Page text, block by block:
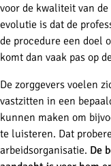
voor de kwaliteit van
evolutie is dat de
de procedure een doel
komt dan vaak pas op
De zorggevers voelen
vastzitten in een
kunnen maken om
te luisteren. Dat
arbeidsorganisatie. De